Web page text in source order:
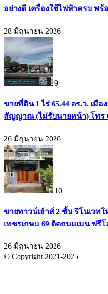
อย่างดี เครื่องใช้ไฟฟ้าครบ พร้อ
28 มิถุนายน 2026
9
ขายที่ดิน 1 ไร่ 65.44 ตร.ว. เมือ
สัญญาณ (ไม่รับนายหน้า) โทร
26 มิถุนายน 2026
10
ขายทาวน์เฮ้าส์ 2 ชั้น รีโนเวท
เพชรเกษม 69 ติดถนนเมน ฟรีโ
26 มิถุนายน 2026
© Copyright 2021-2025